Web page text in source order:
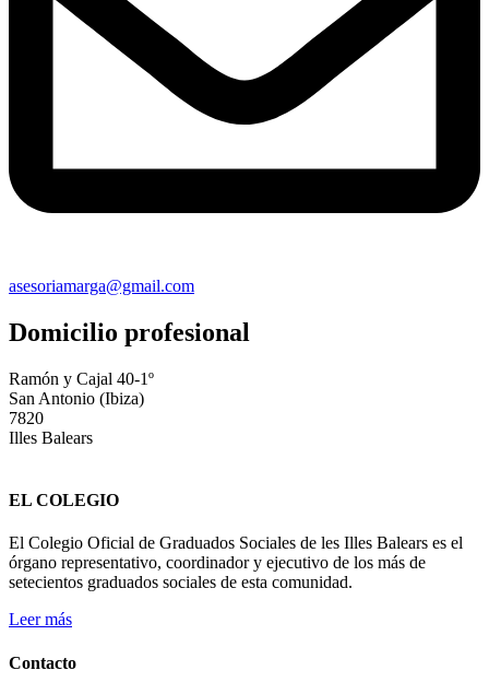
asesoriamarga@gmail.com
Domicilio profesional
Ramón y Cajal 40-1º
San Antonio (Ibiza)
7820
Illes Balears
EL COLEGIO
El Colegio Oficial de Graduados Sociales de les Illes Balears es el
órgano representativo, coordinador y ejecutivo de los más de
setecientos graduados sociales de esta comunidad.
Leer más
Contacto